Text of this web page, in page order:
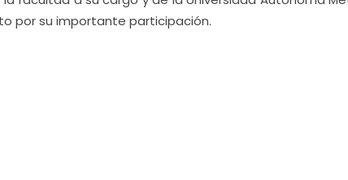
por su importante participación.